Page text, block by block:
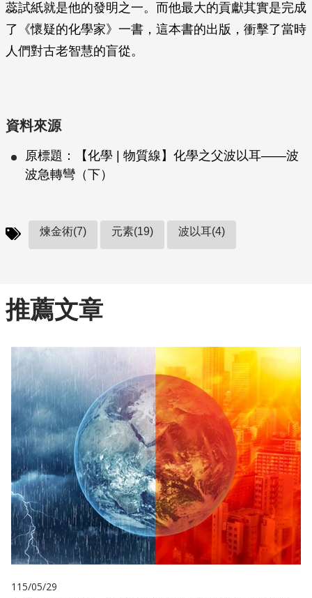
蕊試紙就是他的發明之一。而他最大的貢獻其實是完成
了《懷疑的化學家》一書，這本書的出版，衝擊了當時
人們對古老智慧的盲從。
資料來源
原標題：【化學 | 物質線】化學之父波以耳——波
波急轉彎（下）
煉金術(7) 元素(19) 波以耳(4)
推薦文章
115/05/29